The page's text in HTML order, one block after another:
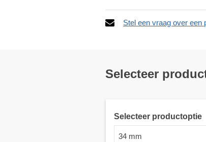
Stel een vraag over een
Selecteer
Selecteer productoptie
34 mm